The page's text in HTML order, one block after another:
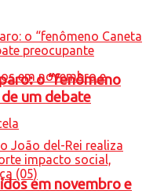
em novembro e
o “fenômeno
um debate